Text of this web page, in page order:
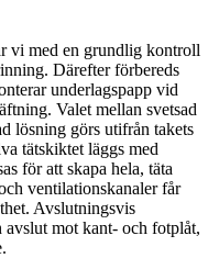
vi med en grundlig kontroll
Därefter förbereds
underlagspapp vid
Valet mellan svetsad
lösning görs utifrån takets
tätskiktet läggs med
för att skapa hela, täta
ventilationskanaler får
Avslutningsvis
avslut mot kant- och fotplåt,